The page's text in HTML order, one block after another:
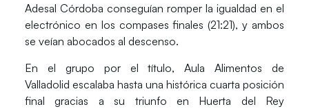
Adesal Córdoba conseguían romper la igualdad en el
electrónico en los compases finales(21:21), y ambos
se veían abocados al descenso.
En el grupo por el título,Aula Alimentos de
Valladolid escalaba hasta una histórica cuarta posición
final gracias a su triunfo en Huerta del Rey